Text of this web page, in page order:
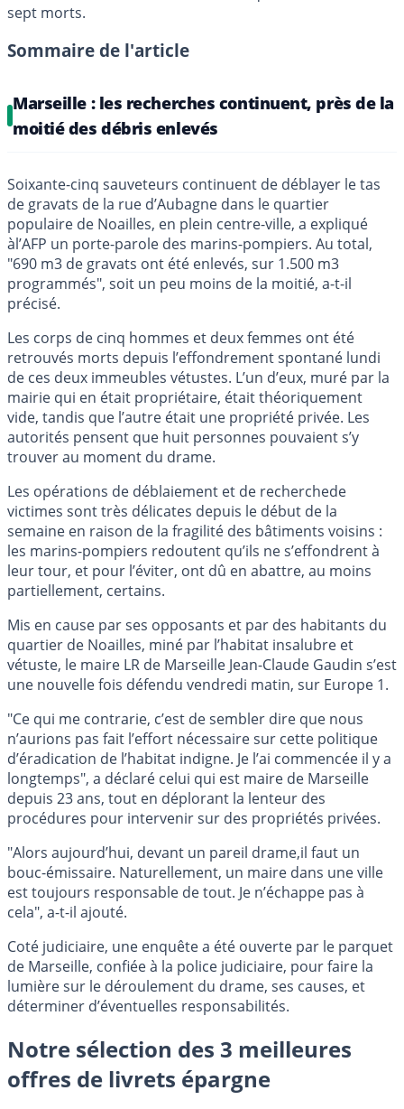
sept morts.
Sommaire de l'article
Marseille : les recherches continuent, près de la
moitié des débris enlevés
Soixante-cinq sauveteurs continuent de déblayer le tas
de gravats de la rue d’Aubagne dans le quartier
populaire de Noailles, en plein centre-ville, a expliqué
àl’AFP un porte-parole des marins-pompiers. Au total,
"690 m3 de gravats ont été enlevés, sur 1.500 m3
programmés", soit un peu moins de la moitié, a-t-il
précisé.
Les corps de cinq hommes et deux femmes ont été
retrouvés morts depuis l’effondrement spontané lundi
de ces deux immeubles vétustes. L’un d’eux, muré par la
mairie qui en était propriétaire, était théoriquement
vide, tandis que l’autre était une propriété privée. Les
autorités pensent que huit personnes pouvaient s’y
trouver au moment du drame.
Les opérations de déblaiement et de recherchede
victimes sont très délicates depuis le début de la
semaine en raison de la fragilité des bâtiments voisins :
les marins-pompiers redoutent qu’ils ne s’effondrent à
leur tour, et pour l’éviter, ont dû en abattre, au moins
partiellement, certains.
Mis en cause par ses opposants et par des habitants du
quartier de Noailles, miné par l’habitat insalubre et
vétuste, le maire LR de Marseille Jean-Claude Gaudin s’est
une nouvelle fois défendu vendredi matin, sur Europe 1.
"Ce qui me contrarie, c’est de sembler dire que nous
n’aurions pas fait l’effort nécessaire sur cette politique
d’éradication de l’habitat indigne. Je l’ai commencée il y a
longtemps", a déclaré celui qui est maire de Marseille
depuis 23 ans, tout en déplorant la lenteur des
procédures pour intervenir sur des propriétés privées.
"Alors aujourd’hui, devant un pareil drame,il faut un
bouc-émissaire. Naturellement, un maire dans une ville
est toujours responsable de tout. Je n’échappe pas à
cela", a-t-il ajouté.
Coté judiciaire, une enquête a été ouverte par le parquet
de Marseille, confiée à la police judiciaire, pour faire la
lumière sur le déroulement du drame, ses causes, et
déterminer d’éventuelles responsabilités.
Notre sélection des 3 meilleures
offres de livrets épargne